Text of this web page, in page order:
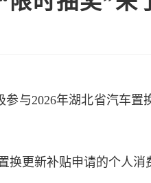
与2026年湖北省汽车置
更新补贴申请的个人消